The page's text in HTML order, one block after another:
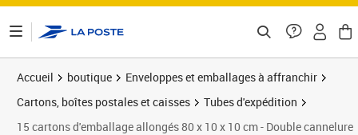
Accueil boutique
Enveloppes et emballages à affranchir
Cartons, boîtes postales et caisses
Tubes d'expédition
15 cartons d'emballage allongés 80 x 10 x 10 cm - Double cannelure